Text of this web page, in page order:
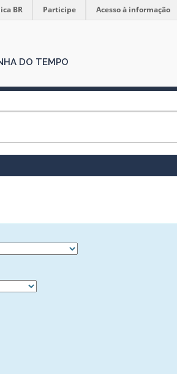
BR Participe Acesso à informação
DO TEMPO